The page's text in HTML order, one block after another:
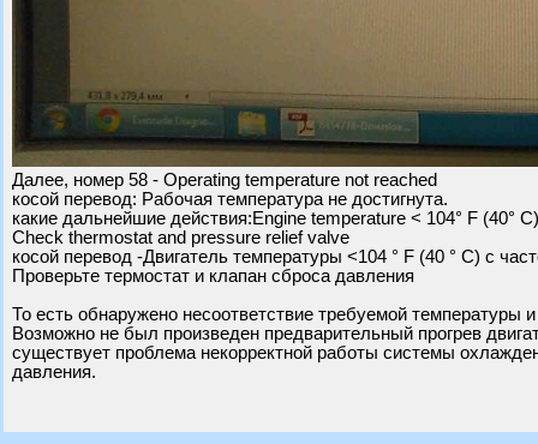
Далее, номер 58 - Operating temperature not reached
косой перевод: Рабочая температура не достигнута.
какие дальнейшие действия:Engine temperature < 104° F (40°
Check thermostat and pressure relief valve
косой перевод -Двигатель температуры <104 ° F (40 ° C) с
Проверьте термостат и клапан сброса давления
То есть обнаружено несоответствие требуемой
Возможно не был произведен предварительный прогрев
существует проблема некорректной работы системы
давления.